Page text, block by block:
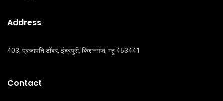
Address
403, प्रजापति टॉवर, इंद्रपुरी, किशनगंज, महू 453441
Contact